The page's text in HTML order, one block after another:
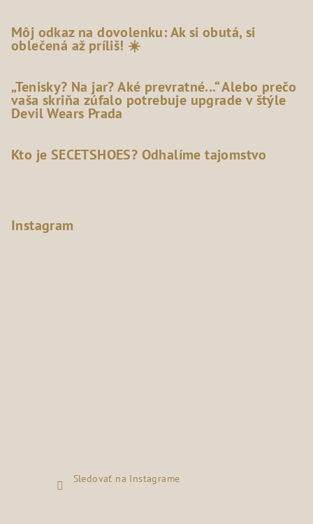
Môj odkaz na dovolenku: Ak si obutá, si
oblečená až príliš! ☀️
„Tenisky? Na jar? Aké prevratné...“ Alebo prečo
vaša skriňa zúfalo potrebuje upgrade v štýle
Devil Wears Prada
Kto je SECETSHOES? Odhalíme tajomstvo
Instagram
Sledovať na Instagrame